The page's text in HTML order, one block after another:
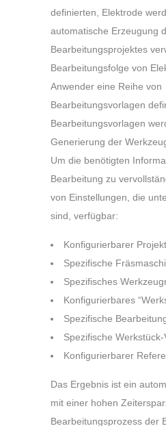
definierten, Elektrode
automatische Erzeugung
Bearbeitungsprojektes
Bearbeitungsfolge von
Anwender eine Reihe von
Bearbeitungsvorlagen
Bearbeitungsvorlagen
Generierung der
Um die benötigten
Bearbeitung zu
von Einstellungen, die
sind, verfügbar:
Konfigurierbarer
Spezifische
Spezifisches
Konfigurierbares
Spezifische
Spezifische
Konfigurierbarer
Das Ergebnis ist ein
mit einer hohen
Bearbeitungsprozess der